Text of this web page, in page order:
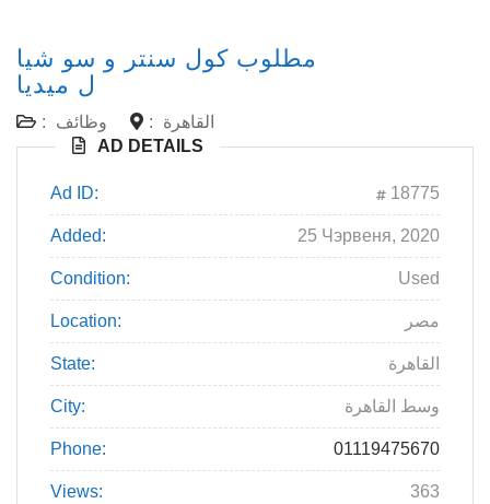
مطلوب كول سنتر و سو شيا
ل ميديا
: وظائف :
القاهرة
AD DETAILS
Ad ID: 18775
Added: 25 Чэрвеня, 2020
Condition: Used
Location: مصر
State: القاهرة
City: وسط القاهرة
Phone: 01119475670
Views: 363